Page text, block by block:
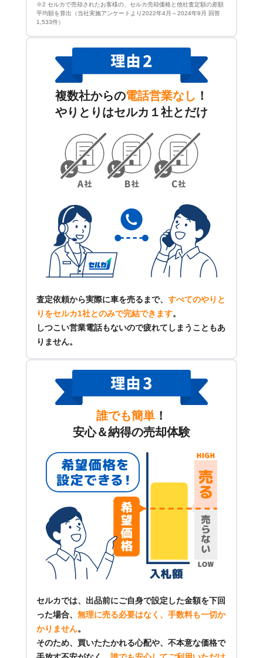
※2 セルカで売却されたお客様の、セルカ売却価格と他社査定額の差額
平均額を算出（当社実施アンケートより2022年4月～2024年9月 回答
1,533件）
複数社からの電話営業なし ！
やりとりはセルカ１社とだけ
査定依頼から実際に車を売るまで、 すべてのやりと
りをセルカ1社とのみで完結できます。
しつこい営業電話もないので疲れてしまうこともあ
りません。
誰でも簡単 ！
安心＆納得の売却体験
セルカでは、出品前にご自身で設定した金額を下回
った場合、 無理に売る必要はなく、手数料も一切か
かりません。
そのため、買いたたかれる心配や、不本意な価格で